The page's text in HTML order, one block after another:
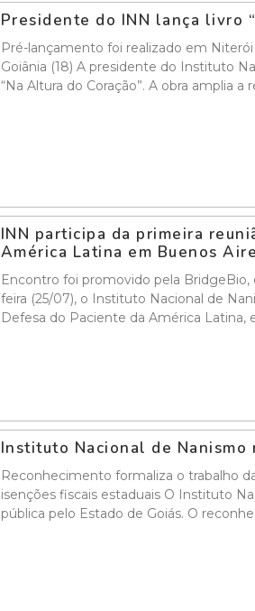
Presidente do INN lança livro
Pré-lançamento foi realizado em
Goiânia (18) A presidente do Instituto
“Na Altura do Coração”. A obra amplia a
INN participa da primeira
América Latina em Buenos
Encontro foi promovido pela
feira (25/07), o Instituto Nacional de
Defesa do Paciente da América Latina,
Instituto Nacional de
Reconhecimento formaliza o trabalho
isenções fiscais estaduais O Instituto
pública pelo Estado de Goiás. O